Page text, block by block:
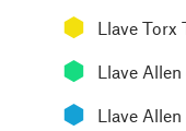
⬢ Llave Torx
⬢ Llave
⬢ Llave